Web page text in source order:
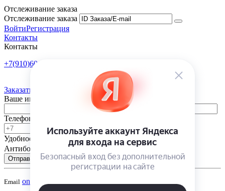
Отслеживание заказа
Отслеживание заказа
ВойтиРегистрация
Контакты
Контакты
+7(910)601-10-10
Заказать обратный звонок
Ваше имя
Телефон
Удобное время
-
Антибот
Отправить
Email onsad@onsad.ru